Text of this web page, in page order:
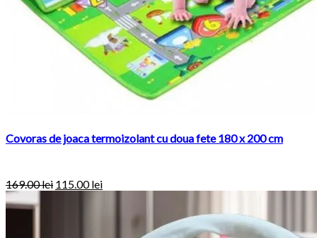
Covoras de joaca termoizolant cu doua fete 180 x 200 cm
169.00lei 115.00lei